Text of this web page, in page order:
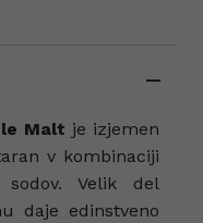
Malt je izjemen
v kombinaciji
Velik del
daje edinstveno